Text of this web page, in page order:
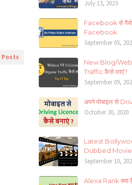
Posts
July 13, 2023
Facebook से
Facebook
September 05,
New Blog/
Traffic कैसे लाएं?
September 09,
अपने मोबाइल से
October 30, 2020
Latest
Dubbed
September 10,
Alexa Rank